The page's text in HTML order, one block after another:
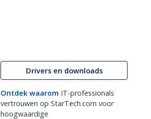
Drivers en downloads
Ontdek waarom IT-professionals
vertrouwen op StarTech.com voor
hoogwaardige